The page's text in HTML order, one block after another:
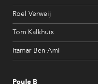
Roel Verweij
Tom Kalkhuis
Itamar Ben-Ami
Poule B